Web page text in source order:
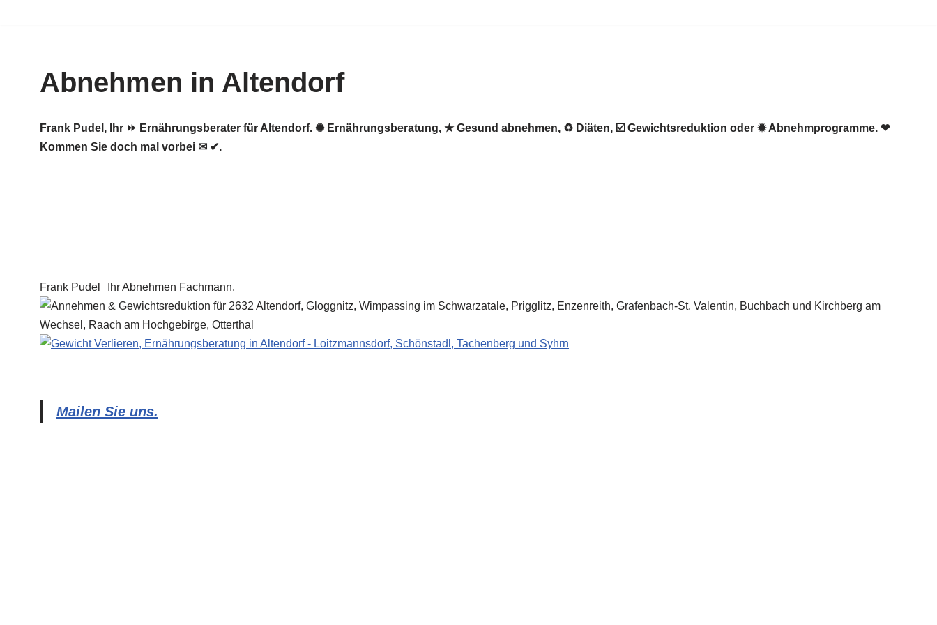
springenAbnehmen in Altendorf
Frank Pudel, Ihr ⏩ Ernährungsberater für Altendorf. ✺ Ernährungsberatung, ★ Gesund abnehmen, ♻ Diäten, ☑️ Gewichtsreduktion oder ✹ Abnehmprogramme. ❤
Kommen Sie doch mal vorbei ✉ ✔.
Frank Pudel Ihr Abnehmen Fachmann.
Mailen Sie uns.